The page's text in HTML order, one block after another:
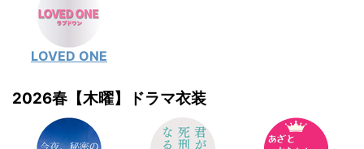
LOVED ONE
2026春【木曜】ドラマ衣装